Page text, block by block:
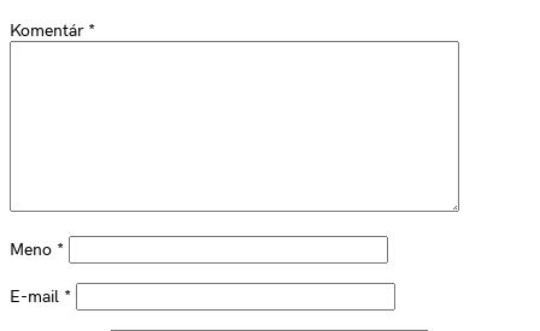
Komentár *
Meno *
E-mail *